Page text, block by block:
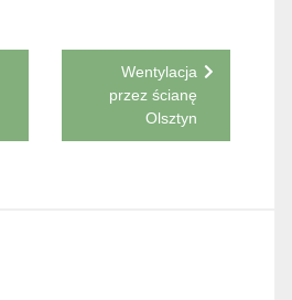
Wentylacja
przez ścianę
Olsztyn